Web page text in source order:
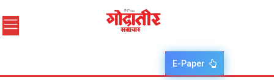
E-Paper